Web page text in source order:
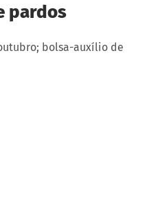
pardos
bolsa-auxílio de